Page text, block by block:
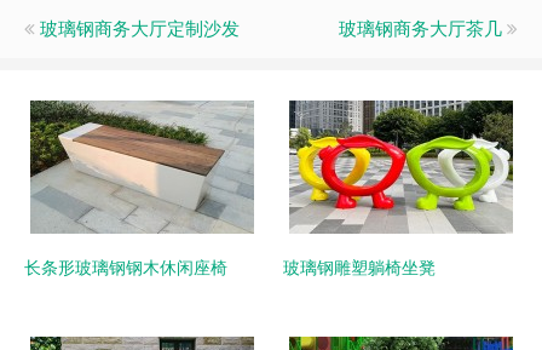
玻璃钢商务大厅定制沙发 玻璃钢商务大厅茶几
长条形玻璃钢钢木休闲座椅 玻璃钢雕塑躺椅坐凳